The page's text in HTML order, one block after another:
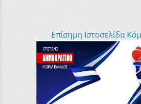
Επίσημη Ιστοσελίδα